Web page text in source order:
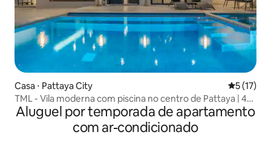
Casa ⋅ Pattaya City 5 de uma
5 (17)
TML - Vila moderna com piscina no centro de Pattaya | 4
quartos e 5 banheiros | Sala privativa profissional para
karaokê, cozinha com fogão a gás, mesa de mahjong |
Aluguel por temporada de apartamento
com ar-condicionado